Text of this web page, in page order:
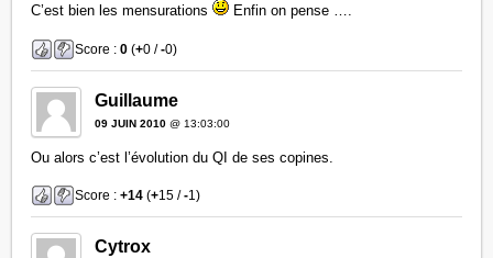
C’est bien les mensurations Enfin on pense ….
Score :0 (+0 /-0)
Guillaume
09 JUIN 2010 @ 13:03:00
Ou alors c’est l’évolution du QI de ses copines.
Score :+14 (+15 /-1)
Cytrox